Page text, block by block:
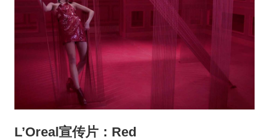
L’Oreal宣传片：Red